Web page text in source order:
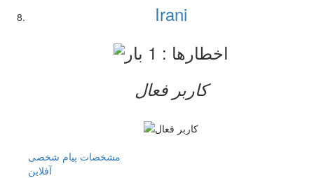
Irani
کاربر فعال
مشخصات پیام شخصی
آفلاين